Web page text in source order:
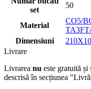
set
50
Material
CO5/
Dimensiuni
Livrare
Livrarea nu este gratuită și
descrisă în secțiunea